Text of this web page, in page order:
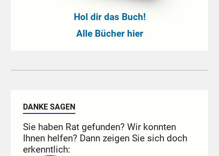
Hol dir das Buch!
Alle Bücher hier
DANKE SAGEN
Sie haben Rat gefunden? Wir konnten
Ihnen helfen? Dann zeigen Sie sich doch
erkenntlich: